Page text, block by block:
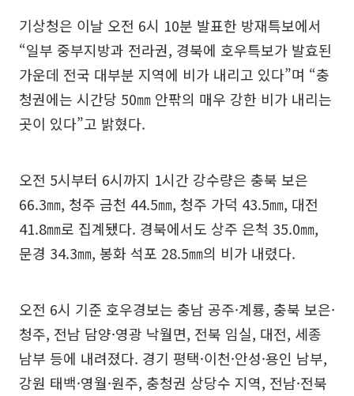
기상청은 이날 오전 6시 10분 발표한 방재특보에서
“일부 중부지방과 전라권, 경북에 호우특보가 발효된
가운데 전국 대부분 지역에 비가 내리고 있다”며 “충
청권에는 시간당 50㎜ 안팎의 매우 강한 비가 내리는
곳이 있다”고 밝혔다.
오전 5시부터 6시까지 1시간 강수량은 충북 보은
66.3㎜, 청주 금천 44.5㎜, 청주 가덕 43.5㎜, 대전
41.8㎜로 집계됐다. 경북에서도 상주 은척 35.0㎜,
문경 34.3㎜, 봉화 석포 28.5㎜의 비가 내렸다.
오전 6시 기준 호우경보는 충남 공주·계룡, 충북 보은·
청주, 전남 담양·영광 낙월면, 전북 임실, 대전, 세종
남부 등에 내려졌다. 경기 평택·이천·안성·용인 남부,
강원 태백·영월·원주, 충청권 상당수 지역, 전남·전북